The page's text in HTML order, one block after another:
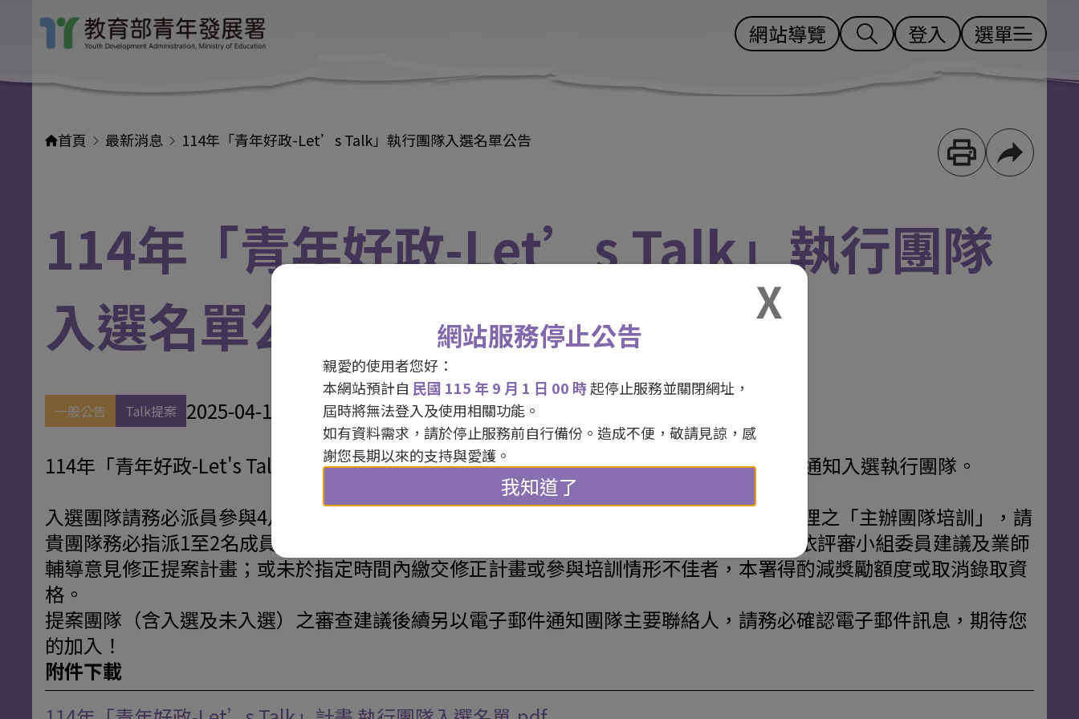
網站導覽 登入 選單
網站服務停止公告
親愛的使用者您好：
本網站預計自 民國 115 年 9 月 1 日 00 時起停止服務並關閉網址，
屆時將無法登入及使用相關功能。
如有資料需求，請於停止服務前自行備份。造成不便，敬請見諒，感
謝您長期以來的支持與愛護。
我知道了
首頁 最新消息 114年「青年好政-Let’s Talk」執行團隊入選名單公告
114年「青年好政-Let’s Talk」執行團隊
入選名單公告
一般公告 Talk提案 2025-04-17
114年「青年好政-Let's Talk」執行團隊入選名單詳以下附件，核定獎金額度將以電子郵件通知入選執行團隊。
入選團隊請務必派員參與4月26日（六）於政大公企中心（臺北市大安區金華街187號）辦理之「主辦團隊培訓」，請
貴團隊務必指派1至2名成員全程參與，培訓中將有業師輔導協助提案修改。入選團隊如未依評審小組委員建議及業師
輔導意見修正提案計畫；或未於指定時間內繳交修正計畫或參與培訓情形不佳者，本署得酌減獎勵額度或取消錄取資
格。
提案團隊（含入選及未入選）之審查建議後續另以電子郵件通知團隊主要聯絡人，請務必確認電子郵件訊息，期待您
的加入！
附件下載